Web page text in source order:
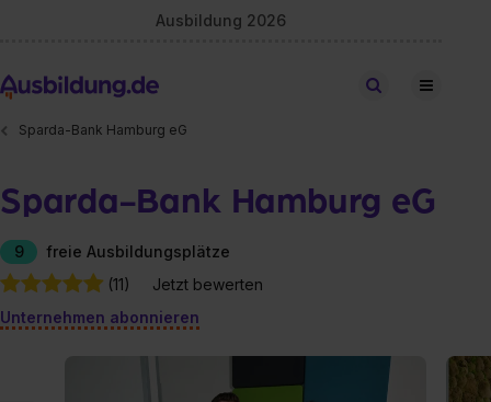
Ausbildung 2026
Stellen finden
Sparda-Bank Hamburg eG
Sparda-Bank Hamburg eG
9
freie Ausbildungsplätze
(11)
Jetzt bewerten
Unternehmen abonnieren